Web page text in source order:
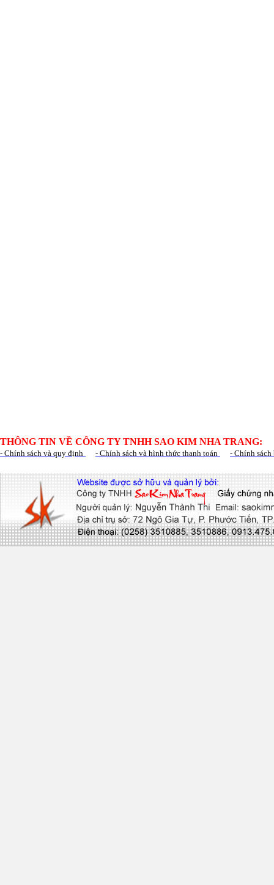
THÔNG TIN VỀ CÔNG TY TNHH SAO KIM NHA TRANG:
- Chính sách và quy định - Chính sách và hình thức thanh toán - Chính sách